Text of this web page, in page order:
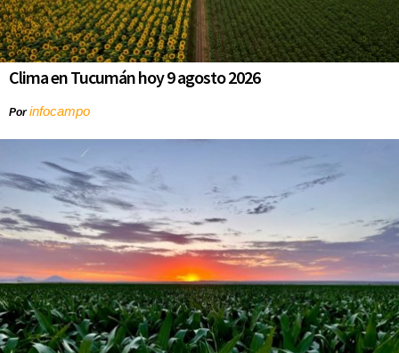
Clima en Tucumán hoy 9 agosto 2026
Porinfocampo